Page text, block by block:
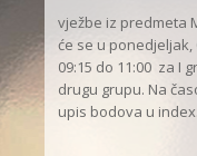
vježbe iz predmeta
će se u ponedjeljak,
09:15 do 11:00 za I
drugu grupu. Na
upis bodova u index.